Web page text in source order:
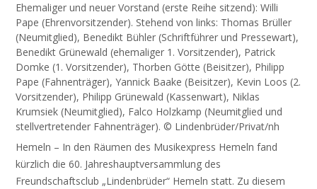
Ehemaliger und neuer Vorstand (erste Reihe sitzend): Willi
Pape (Ehrenvorsitzender). Stehend von links: Thomas Brüller
(Neumitglied), Benedikt Bühler (Schriftführer und Pressewart),
Benedikt Grünewald (ehemaliger 1. Vorsitzender), Patrick
Domke (1. Vorsitzender), Thorben Götte (Beisitzer), Philipp
Pape (Fahnenträger), Yannick Baake (Beisitzer), Kevin Loos (2.
Vorsitzender), Philipp Grünewald (Kassenwart), Niklas
Krumsiek (Neumitglied), Falco Holzkamp (Neumitglied und
stellvertretender Fahnenträger). © Lindenbrüder/Privat/nh
Hemeln – In den Räumen des Musikexpress Hemeln fand
kürzlich die 60. Jahreshauptversammlung des
Freundschaftsclub „Lindenbrüder“ Hemeln statt. Zu diesem